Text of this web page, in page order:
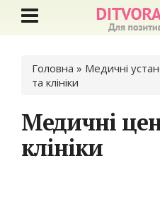
Ви є тут
Головна » Медичні
та клініки
Медичні
клініки